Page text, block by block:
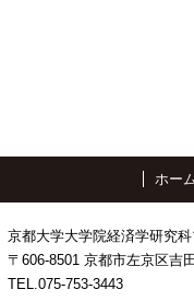
ホー
京都大学大学院経済学研究
〒606-8501 京都市左京区吉
TEL.075-753-3443